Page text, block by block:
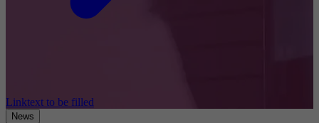
Linktext to be filled
News